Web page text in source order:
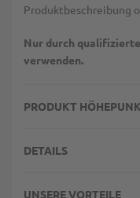
Produktbeschreibung
Nur durch
verwenden.
PRODUKT
DETAILS
UNSERE VORTEILE